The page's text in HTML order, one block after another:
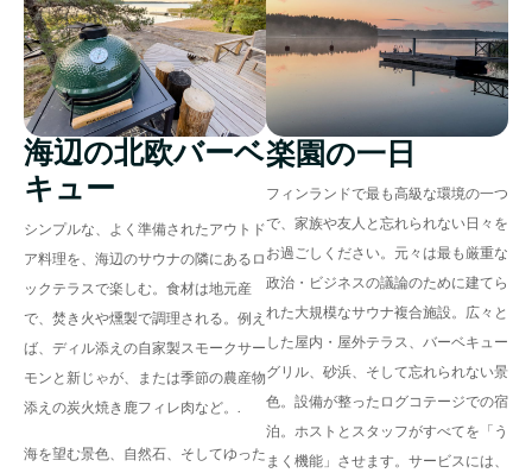
海辺の北欧バーベ
キュー
シンプルな、よく準備されたアウトド
ア料理を、海辺のサウナの隣にあるロ
ックテラスで楽しむ。食材は地元産
で、焚き火や燻製で調理される。例え
ば、ディル添えの自家製スモークサー
モンと新じゃが、または季節の農産物
添えの炭火焼き鹿フィレ肉など。.
海を望む景色、自然石、そしてゆった
楽園の一日
フィンランドで最も高級な環境の一つ
で、家族や友人と忘れられない日々を
お過ごしください。元々は最も厳重な
政治・ビジネスの議論のために建てら
れた大規模なサウナ複合施設。広々と
した屋内・屋外テラス、バーベキュー
グリル、砂浜、そして忘れられない景
色。設備が整ったログコテージでの宿
泊。ホストとスタッフがすべてを「う
まく機能」させます。サービスには、